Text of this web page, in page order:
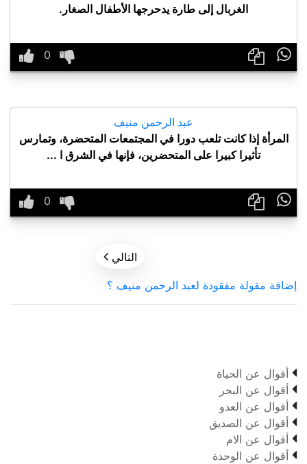
الغربال إلى طارة يدحرجها الأطفال الصغار.

عبد الرحمن منيف
المرأة إذا كانت تلعب دورا في المجتمعات المتحضرة، وتمارس
تأثيرا كبيرا على المتحضرين، فإنها في الشرق ا ...

التالي 
إضافة مقولة مفقودة لعبد الرحمن منيف ؟
 أقوال عن الحياة
 أقوال عن البحر
 أقوال عن العدو
 أقوال عن الصديق
 أقوال عن الام
 أقوال عن الوحدة